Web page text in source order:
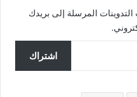
المرسلة إلى بريدك
اشتراك